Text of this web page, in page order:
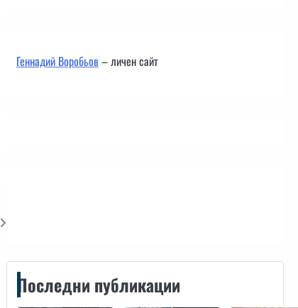
Геннадий Воробьов– личен сайт
Последни публикации